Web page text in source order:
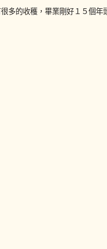
多的收穫，畢業剛好１５個年